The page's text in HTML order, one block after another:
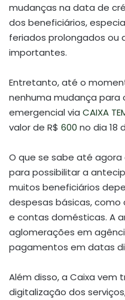
mudanças na data de
dos beneficiários,
feriados prolongados
importantes.
Entretanto, até o
nenhuma mudança para
emergencial via CAIXA
valor de R$ 600 no dia 18
O que se sabe até
para possibilitar a
muitos beneficiários
despesas básicas,
e contas domésticas. A
aglomerações em
pagamentos em datas
Além disso, a Caixa vem
digitalização dos